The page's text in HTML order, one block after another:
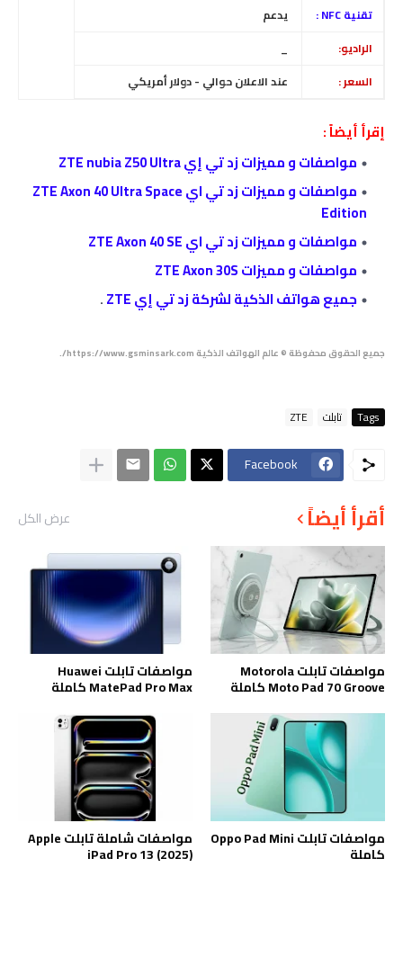
تقنية NFC :
يدعم
الراديو:
السعر :
عند الاعلان حوالي - دولار أمريكي
إقرأ أيضاً :
مواصفات و مميزات زد تي إي ZTE nubia Z50 Ultra
مواصفات و مميزات زد تي اي ZTE Axon 40 Ultra Space
Edition
مواصفات و مميزات زد تي اي ZTE Axon 40 SE
مواصفات و مميزات ZTE Axon 30S
جميع هواتف الذكية لشركة زد تي إي ZTE
.
جميع الحقوق محفوظة © عالم الهواتف الذكية https://www.gsminsark.com/.
Tags تابلت ZTE
Facebook
أقرأ أيضاً عرض الكل
مواصفات تابلت Motorola
Moto Pad 70 Groove كاملة
مواصفات تابلت Huawei
MatePad Pro Max كاملة
مواصفات تابلت Oppo Pad Mini
كاملة
مواصفات شاملة تابلت Apple
iPad Pro 13 (2025)